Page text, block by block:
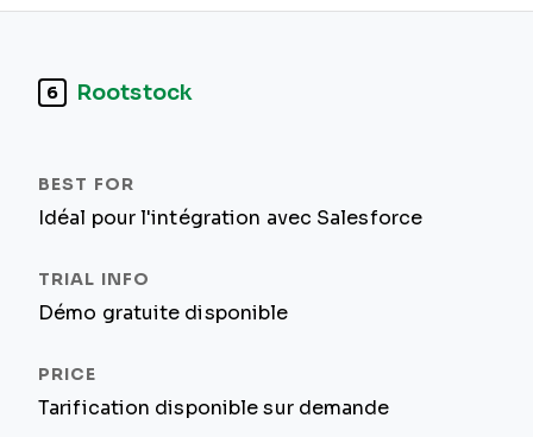
6 Rootstock
Idéal pour l'intégration avec Salesforce
Démo gratuite disponible
Tarification disponible sur demande